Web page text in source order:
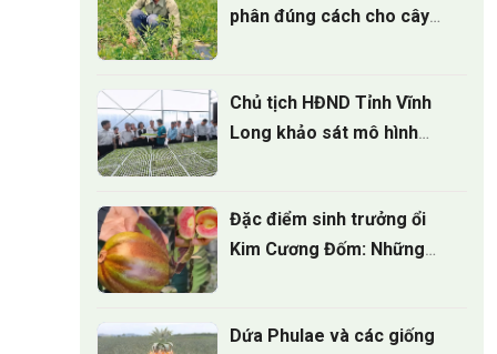
phân đúng cách cho cây
Chủ tịch HĐND Tỉnh Vĩnh
Long khảo sát mô hình
Đặc điểm sinh trưởng ổi
Kim Cương Đốm: Những
Dứa Phulae và các giống